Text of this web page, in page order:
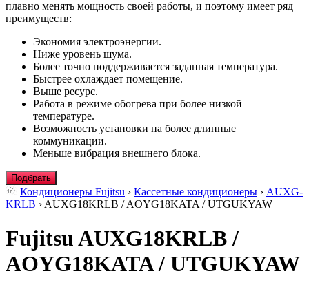
плавно менять мощность своей работы, и поэтому имеет ряд
преимуществ:
Экономия электроэнергии.
Ниже уровень шума.
Более точно поддерживается заданная температура.
Быстрее охлаждает помещение.
Выше ресурс.
Работа в режиме обогрева при более низкой
температуре.
Возможность установки на более длинные
коммуникации.
Меньше вибрация внешнего блока.
Подбрать
Кондиционеры Fujitsu › Кассетные кондиционеры › AUXG-
KRLB › AUXG18KRLB / AOYG18KATA / UTGUKYAW
Fujitsu AUXG18KRLB /
AOYG18KATA / UTGUKYAW